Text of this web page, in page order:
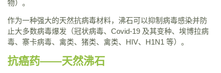
物）。
作为一种强大的天然抗病毒材料，沸石可以抑制病毒感染并防
止大多数病毒爆发（冠状病毒、Covid-19 及其变种、埃博拉病
毒、寨卡病毒、禽类、猪类、禽类、HIV、H1N1 等）。
抗癌药——天然沸石